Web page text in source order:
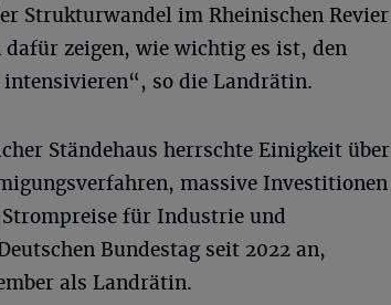
Strukturwandel im Rheinischen Revier
zeigen, wie wichtig es ist, den
so die Landrätin.
Ständehaus herrschte Einigkeit über
massive Investitionen
für Industrie und
Bundestag seit 2022 an,
als Landrätin.